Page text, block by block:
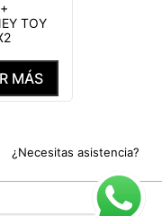
¿Necesitas asistencia?
TOY
MÁS